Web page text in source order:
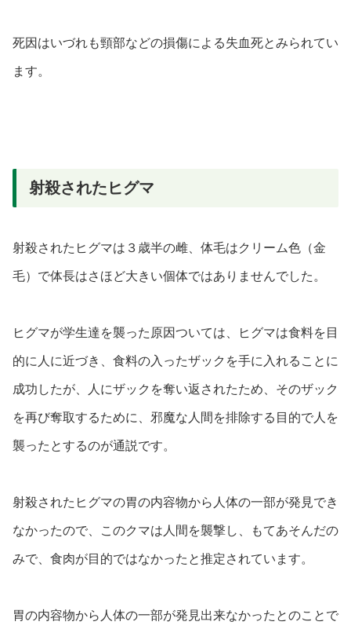
死因はいづれも頸部などの損傷による失血死とみられてい
ます。
射殺されたヒグマ
射殺されたヒグマは３歳半の雌、体毛はクリーム色（金
毛）で体長はさほど大きい個体ではありませんでした。
ヒグマが学生達を襲った原因ついては、ヒグマは食料を目
的に人に近づき、食料の入ったザックを手に入れることに
成功したが、人にザックを奪い返されたため、そのザック
を再び奪取するために、邪魔な人間を排除する目的で人を
襲ったとするのが通説です。
射殺されたヒグマの胃の内容物から人体の一部が発見でき
なかったので、このクマは人間を襲撃し、もてあそんだの
みで、食肉が目的ではなかったと推定されています。
胃の内容物から人体の一部が発見出来なかったとのことで